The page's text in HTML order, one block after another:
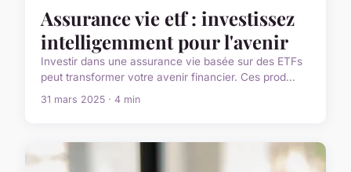
Assurance vie etf : investissez
intelligemment pour l'avenir
Investir dans une assurance vie basée sur des ETFs
peut transformer votre avenir financier. Ces prod...
31 mars 2025 · 4 min